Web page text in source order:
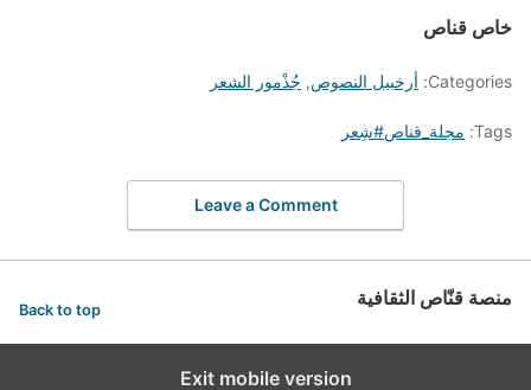
خاص قناص
Categories: أرخبيل النصوص, جُذْمور الشعر
Tags: مجلة_قناص#شِعر
Leave a Comment
منصة قنّاص الثقافية Back to top
Exit mobile version